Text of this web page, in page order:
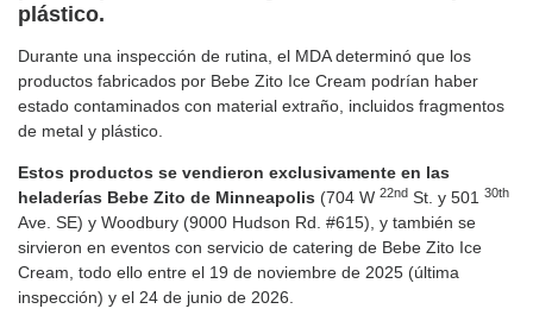
plástico.
Durante una inspección de rutina, el MDA determinó que los
productos fabricados por Bebe Zito Ice Cream podrían haber
estado contaminados con material extraño, incluidos fragmentos
de metal y plástico.
Estos productos se vendieron exclusivamente en las
heladerías Bebe Zito de Minneapolis (704 W 22nd St. y 501 30th
Ave. SE) y Woodbury (9000 Hudson Rd. #615), y también se
sirvieron en eventos con servicio de catering de Bebe Zito Ice
Cream, todo ello entre el 19 de noviembre de 2025 (última
inspección) y el 24 de junio de 2026.